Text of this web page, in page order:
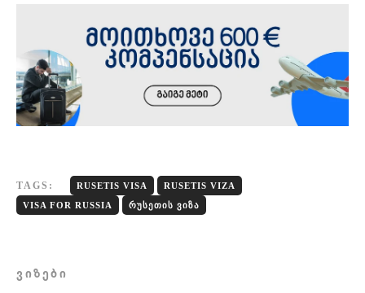
TAGS: RUSETIS VISA
RUSETIS VIZA
VISA FOR RUSSIA
ᲠᲣᲡᲔᲗᲘᲡ ᲕᲘᲖᲐ
ᲕᲘᲖᲔᲑᲘ